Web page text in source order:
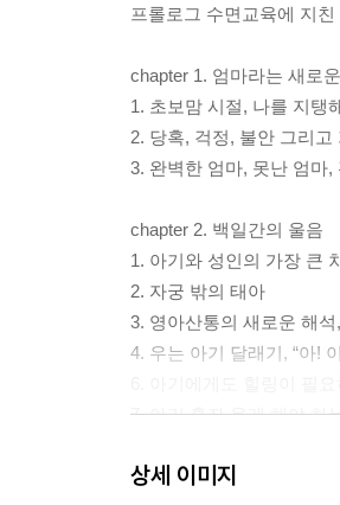
프롤로그 수면교육에 지친
chapter 1. 엄마라는 새로
1. 초보맘 시절, 나를 지탱
2. 당혹, 걱정, 불안 그리고
3. 완벽한 엄마, 못난 엄마,
chapter 2. 백일간의 울음
1. 아기와 성인의 가장 큰
2. 자궁 밖의 태아
3. 영아산통의 새로운 해
4. 우는 아기 달래기, “아!
7. 아기 혼자 울게 해야 하
chapter 3. 엄마가 받는 수
상세 이미지